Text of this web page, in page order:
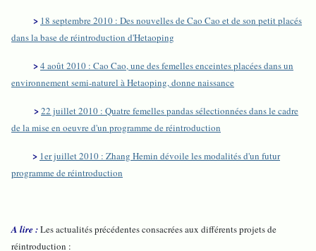
> 18 septembre 2010 : Des nouvelles de Cao Cao et de son petit placés
dans la base de réintroduction d'Hetaoping
>4 août 2010 : Cao Cao, une des femelles enceintes placées dans un
environnement semi-naturel à Hetaoping, donne naissance
>22 juillet 2010 : Quatre femelles pandas sélectionnées dans le cadre
de la mise en oeuvre d'un programme de réintroduction
> 1er juillet 2010 : Zhang Hemin dévoile les modalités d'un futur
programme de réintroduction
A lire :Les actualités précédentes consacrées aux différents projets de
réintroduction :